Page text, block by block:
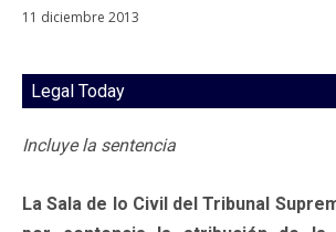
11 diciembre 2013
Legal Today
Incluye la sentencia
La Sala de lo Civil del Tribunal